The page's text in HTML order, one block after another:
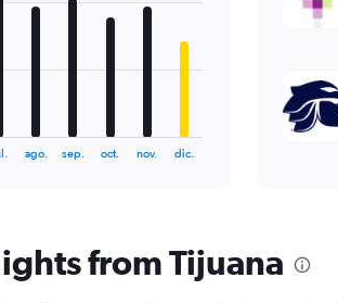
ago. sep. oct. nov. dic.
from Tijuana